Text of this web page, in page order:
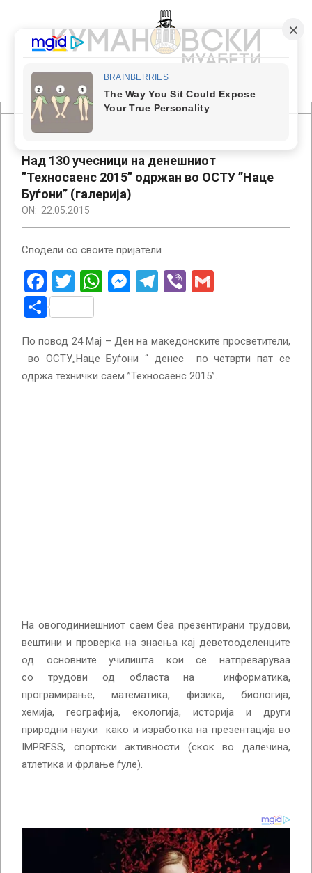
content
КУМАНОВСКИ
МУАБЕТИ
Primary
Navigation
Над 130 учесници на денешниот
”Техносаенс 2015” одржан во ОСТУ ”Наце
Буѓони” (галерија)
ON: 22.05.2015
Сподели со своите пријатели
Facebook
Twitter
WhatsApp
Messenger
Telegram
Viber
Share
По повод 24 Мај – Ден на македонските просветители,
во ОСТУ„Наце Буѓони “ денес по четврти пат се
одржа технички саем ”Техносаенс 2015”.
На овогодиниешниот саем беа презентирани трудови,
вештини и проверка на знаења кај деветооделенците
од основните училишта кои се натпреваруваа
со трудови од областа на информатика,
програмирање, математика, физика, биологија,
хемија, географија, екологија, историја и други
природни науки како и изработка на презентација во
IMPRESS, спортски активности (скок во далечина,
атлетика и фрлање ѓуле).